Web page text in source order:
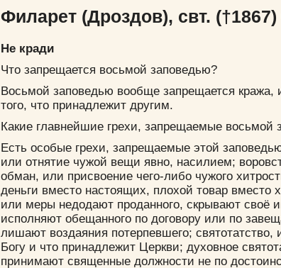
Филарет (Дроздов), свт. (†1867)
Не кради
Что запрещается восьмой заповедью?
Восьмой заповедью вообще запрещается кража,
того, что принадлежит другим.
Какие главнейшие грехи, запрещаемые восьмой
Есть особые грехи, запрещаемые этой
или отнятие чужой вещи явно, насилием;
обман, или присвоение чего-либо чужого
деньги вместо настоящих, плохой товар вместо
или меры недодают проданного, скрывают своё
исполняют обещанного по договору или по
лишают воздаяния потерпевшего; святотатство,
Богу и что принадлежит Церкви; духовное
принимают священные должности не по